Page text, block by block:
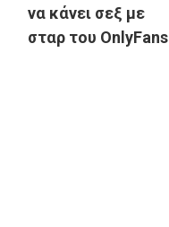
να κάνει σεξ με
σταρ του OnlyFans